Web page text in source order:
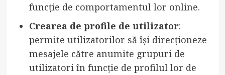
funcție de comportamentul lor online.
Crearea de profile de utilizator:
permite utilizatorilor să își direcționeze
mesajele către anumite grupuri de
utilizatori în funcție de profilul lor de